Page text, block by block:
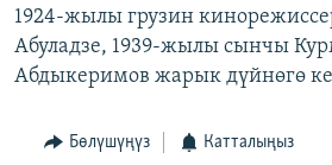
1924-жылы грузин
Абуладзе, 1939-жылы сынчы
Абдыкеримов жарык дүйнөгө
Бөлүшүңүз Катталыңыз